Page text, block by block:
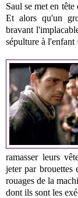
Saul se met en
Et alors qu'un
bravant
sépulture à l'enfant
ramasser leurs
jeter par brouettes
rouages de la
dont ils sont les